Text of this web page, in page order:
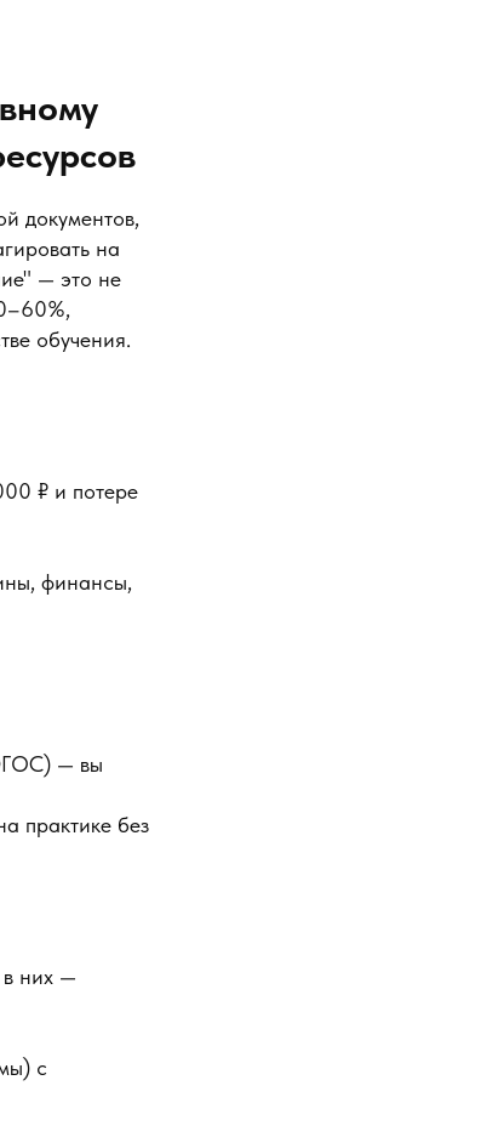
документов,
на
— это не
обучения.
₽ и потере
финансы,
— вы
практике без
в них —
с